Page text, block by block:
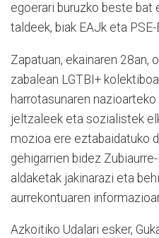
egoerari buruzko beste bat
taldeek, biak EAJk eta
Zapatuan, ekainaren 28an,
zabalean LGTBI+
harrotasunaren nazioarteko
jeltzaleek eta sozialistek
mozioa ere eztabaidatuko
gehigarrien bidez
aldaketak jakinarazi eta
aurrekontuaren
Azkoitiko Udalari esker,